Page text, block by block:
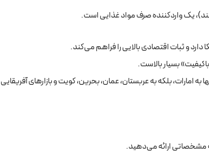
بسیار بالاست.
به امارات، بلکه به عربستان، عمان، بحرین، کویت و بازارهای
مشخصاتی ارائه می‌دهید.